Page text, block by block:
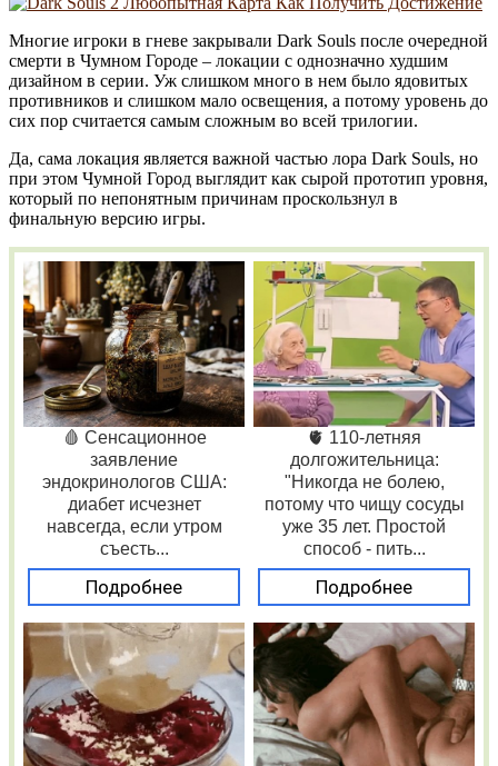
Многие игроки в гневе закрывали Dark Souls после очередной
смерти в Чумном Городе – локации с однозначно худшим
дизайном в серии. Уж слишком много в нем было ядовитых
противников и слишком мало освещения, а потому уровень до
сих пор считается самым сложным во всей трилогии.
Да, сама локация является важной частью лора Dark Souls, но
при этом Чумной Город выглядит как сырой прототип уровня,
который по непонятным причинам проскользнул в
финальную версию игры.
🩸 Сенсационное
заявление
эндокринологов США:
диабет исчезнет
навсегда, если утром
съесть...
Подробнее
🫀 110-летняя
долгожительница:
"Никогда не болею,
потому что чищу сосуды
уже 35 лет. Простой
способ - пить...
Подробнее